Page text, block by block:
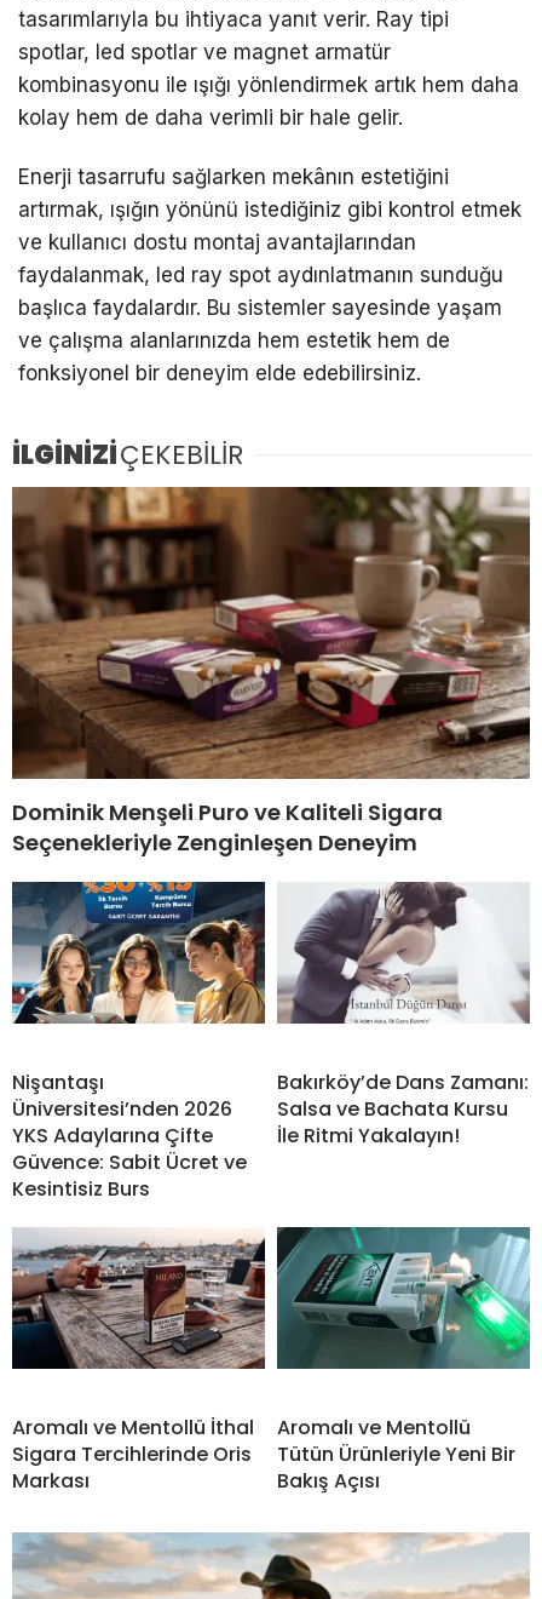
tasarımlarıyla bu ihtiyaca yanıt verir. Ray tipi
spotlar, led spotlar ve magnet armatür
kombinasyonu ile ışığı yönlendirmek artık hem daha
kolay hem de daha verimli bir hale gelir.
Enerji tasarrufu sağlarken mekânın estetiğini
artırmak, ışığın yönünü istediğiniz gibi kontrol etmek
ve kullanıcı dostu montaj avantajlarından
faydalanmak, led ray spot aydınlatmanın sunduğu
başlıca faydalardır. Bu sistemler sayesinde yaşam
ve çalışma alanlarınızda hem estetik hem de
fonksiyonel bir deneyim elde edebilirsiniz.
İLGİNİZİÇEKEBİLİR
Dominik Menşeli Puro ve Kaliteli Sigara
Seçenekleriyle Zenginleşen Deneyim
Nişantaşı
Üniversitesi’nden 2026
YKS Adaylarına Çifte
Güvence: Sabit Ücret ve
Kesintisiz Burs
Bakırköy’de Dans Zamanı:
Salsa ve Bachata Kursu
İle Ritmi Yakalayın!
Aromalı ve Mentollü İthal
Sigara Tercihlerinde Oris
Markası
Aromalı ve Mentollü
Tütün Ürünleriyle Yeni Bir
Bakış Açısı